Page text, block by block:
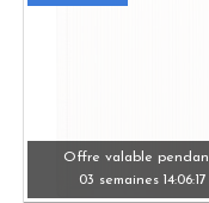
Offre valable
03 semaines 14:06:15